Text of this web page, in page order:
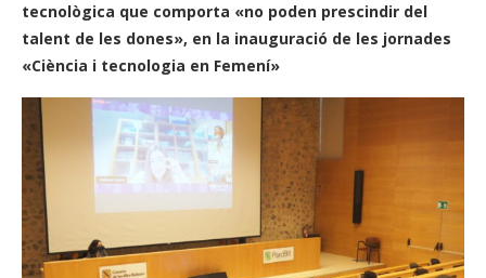
tecnològica que comporta «no poden prescindir del
talent de les dones», en la inauguració de les jornades
«Ciència i tecnologia en Femení»